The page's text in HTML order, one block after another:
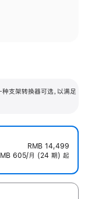
支架转换器可选，以满足
RMB 14,499
605/月 (24 期) 起